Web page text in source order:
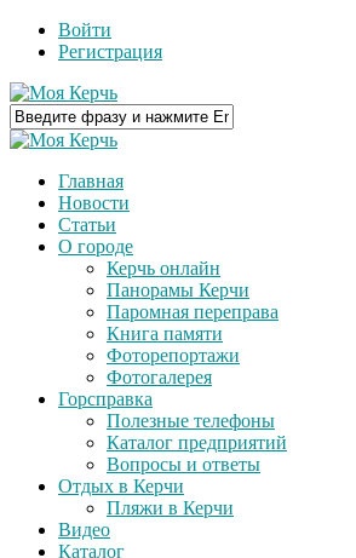
Войти
Регистрация
Главная
Новости
Статьи
О городе
Керчь онлайн
Панорамы Керчи
Паромная переправа
Книга памяти
Фоторепортажи
Фотогалерея
Горсправка
Полезные телефоны
Каталог предприятий
Вопросы и ответы
Отдых в Керчи
Пляжи в Керчи
Видео
Каталог